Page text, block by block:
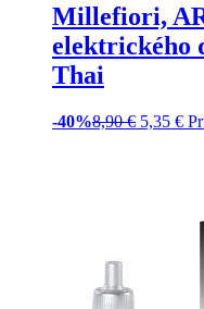
Millefiori,
elektrického
Thai
-40%8,90€ 5,35 €